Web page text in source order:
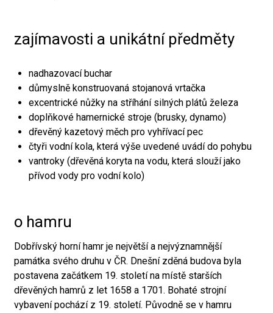
zajímavosti a unikátní předměty
nadhazovací buchar
důmyslně konstruovaná stojanová vrtačka
excentrické nůžky na stříhání silných plátů železa
doplňkové hamernické stroje (brusky, dynamo)
dřevěný kazetový měch pro vyhřívací pec
čtyři vodní kola, která výše uvedené uvádí do pohybu
vantroky (dřevěná koryta na vodu, která slouží jako
přívod vody pro vodní kolo)
o hamru
Dobřívský horní hamr je největší a nejvýznamnější
památka svého druhu v ČR. Dnešní zděná budova byla
postavena začátkem 19. století na místě starších
dřevěných hamrů z let 1658 a 1701. Bohaté strojní
vybavení pochází z 19. století. Původně se v hamru